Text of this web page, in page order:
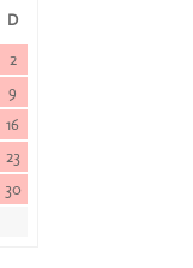
D
2
9
16
23
30